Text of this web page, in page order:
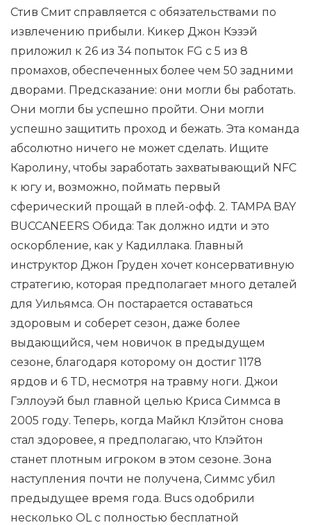
Стив Смит справляется с обязательствами по
извлечению прибыли. Кикер Джон Кэзэй
приложил к 26 из 34 попыток FG с 5 из 8
промахов, обеспеченных более чем 50 задними
дворами. Предсказание: они могли бы работать.
Они могли бы успешно пройти. Они могли
успешно защитить проход и бежать. Эта команда
абсолютно ничего не может сделать. Ищите
Каролину, чтобы заработать захватывающий NFC
к югу и, возможно, поймать первый
сферический прощай в плей-офф. 2. TAMPA BAY
BUCCANEERS Обида: Так должно идти и это
оскорбление, как у Кадиллака. Главный
инструктор Джон Груден хочет консервативную
стратегию, которая предполагает много деталей
для Уильямса. Он постарается оставаться
здоровым и соберет сезон, даже более
выдающийся, чем новичок в предыдущем
сезоне, благодаря которому он достиг 1178
ярдов и 6 TD, несмотря на травму ноги. Джои
Гэллоуэй был главной целью Криса Симмса в
2005 году. Теперь, когда Майкл Клэйтон снова
стал здоровее, я предполагаю, что Клэйтон
станет плотным игроком в этом сезоне. Зона
наступления почти не получена, Симмс убил
предыдущее время года. Bucs одобрили
несколько OL с полностью бесплатной